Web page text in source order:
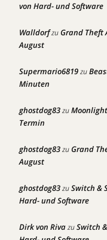
von Hard- und Software
WalldorfzuGrand Theft
August
Supermario6819zu
Minuten
ghostdog83zu
Termin
ghostdog83zuGrand
August
ghostdog83zuSwitch &
Hard- und Software
Dirk von RivazuSwitch